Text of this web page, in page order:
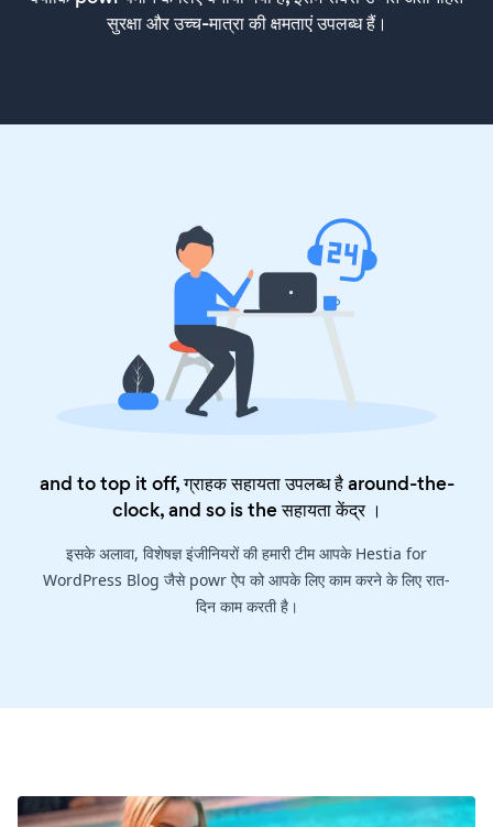
सुरक्षा और उच्च-मात्रा की क्षमताएं उपलब्ध हैं।
and to top it off, ग्राहक सहायता उपलब्ध है around-the-
clock, and so is theसहायता केंद्र।
इसके अलावा, विशेषज्ञ इंजीनियरों की हमारी टीम आपके Hestia for
WordPress Blog जैसे powr ऐप को आपके लिए काम करने के लिए रात-
दिन काम करती है।